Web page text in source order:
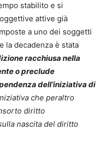
stabilito e si
attive già
a uno dei soggetti
la decadenza è stata
racchiusa nella
o preclude
dell’iniziativa di
che peraltro
diritto
nascita del diritto